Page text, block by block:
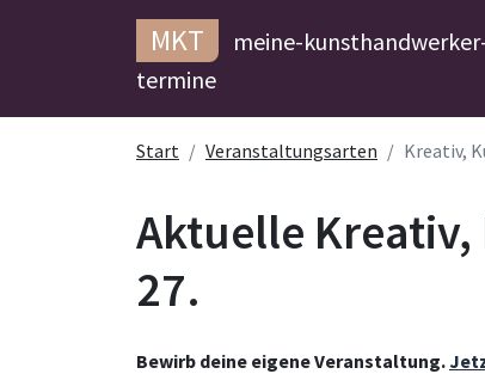
MKT
meine-
termine
Start Veranstaltungsarten Kreativ,
Aktuelle Kreativ,
27.
Bewirb deine eigene Veranstaltung.